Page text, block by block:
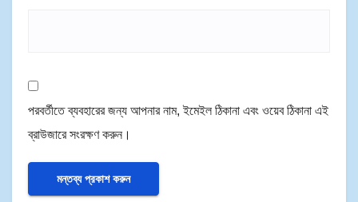
পরবর্তীতে ব্যবহারের জন্য আপনার নাম, ইমেইল ঠিকানা এবং ওয়েব ঠিকানা এই
ব্রাউজারে সংরক্ষণ করুন।